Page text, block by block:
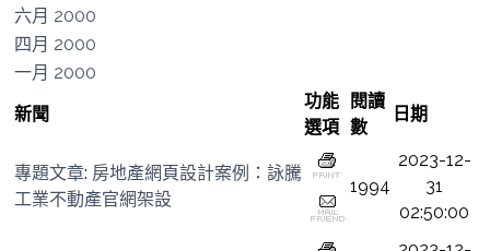
六月 2000
四月 2000
一月 2000
新聞
功能
選項
閱讀
數
日期
專題文章: 房地產網頁設計案例：詠騰
工業不動產官網架設
1994
2023-12-
31
02:50:00